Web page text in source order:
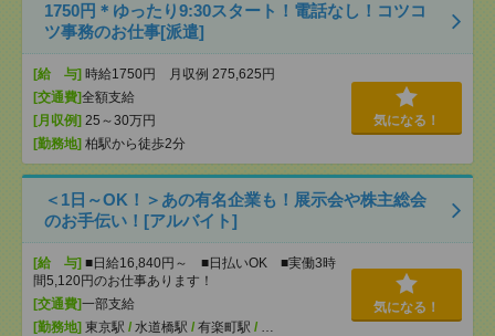
1750円＊ゆったり9:30スタート！電話なし！コツコ
ツ事務のお仕事[派遣]
[給 与] 時給1750円 月収例 275,625円
[交通費]全額支給
[月収例] 25～30万円
[勤務地] 柏駅から徒歩2分
気になる！
＜1日～OK！＞あの有名企業も！展示会や株主総会
のお手伝い！[アルバイト]
[給 与] ■日給16,840円～ ■日払いOK ■実働3時
間5,120円のお仕事あります！
[交通費]一部支給
[勤務地] 東京駅 / 水道橋駅 / 有楽町駅 / …
気になる！